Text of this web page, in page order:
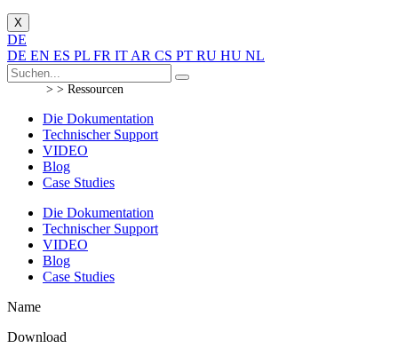
X
DE
DE EN ES PL FR IT AR CS PT RU HU NL
> > Ressourcen
Die Dokumentation
Technischer Support
VIDEO
Blog
Case Studies
Die Dokumentation
Technischer Support
VIDEO
Blog
Case Studies
Name
Download